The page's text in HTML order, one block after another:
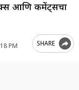
आणि कमेंट्सचा
PM SHARE